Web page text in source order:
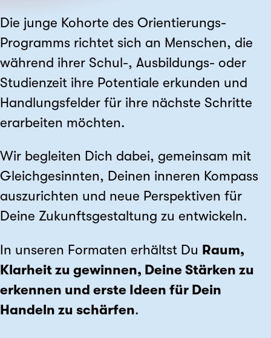
Die junge Kohorte des Orientierungs-
Programms richtet sich an Menschen, die
während ihrer Schul-, Ausbildungs- oder
Studienzeit ihre Potentiale erkunden und
Handlungsfelder für ihre nächste Schritte
erarbeiten möchten.
Wir begleiten Dich dabei, gemeinsam mit
Gleichgesinnten, Deinen inneren Kompass
auszurichten und neue Perspektiven für
Deine Zukunftsgestaltung zu entwickeln.
In unseren Formaten erhältst Du Raum,
Klarheit zu gewinnen, Deine Stärken zu
erkennen und erste Ideen für Dein
Handeln zu schärfen.